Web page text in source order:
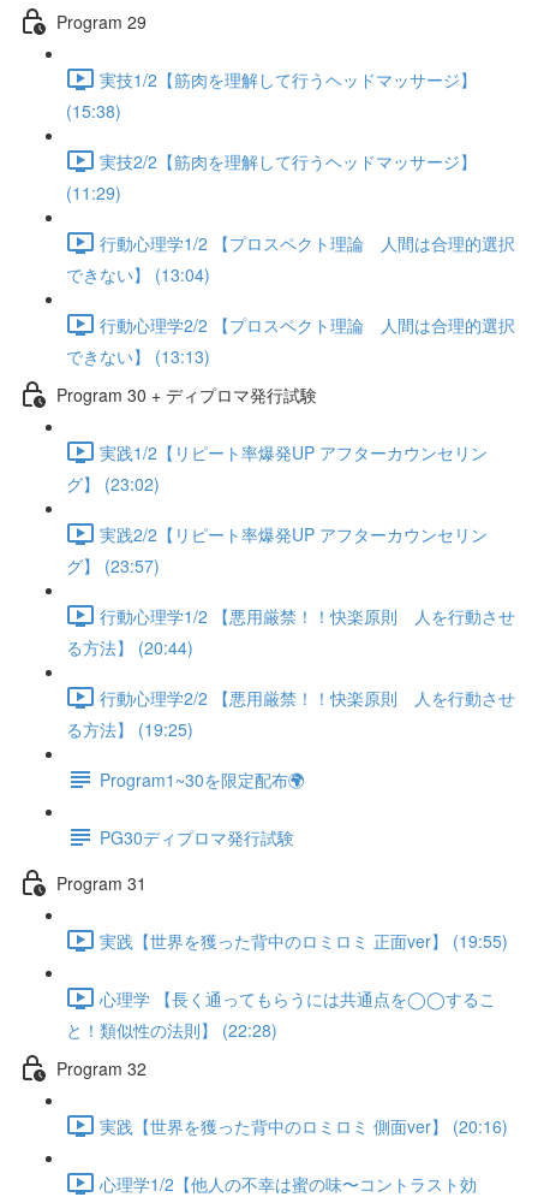
Program 29
実技1/2【筋肉を理解して行うヘッドマッサージ】
(15:38)
実技2/2【筋肉を理解して行うヘッドマッサージ】
(11:29)
行動心理学1/2 【プロスペクト理論 人間は合理的選択
できない】 (13:04)
行動心理学2/2 【プロスペクト理論 人間は合理的選択
できない】 (13:13)
Program 30 + ディプロマ発行試験
実践1/2【リピート率爆発UP アフターカウンセリン
グ】 (23:02)
実践2/2【リピート率爆発UP アフターカウンセリン
グ】 (23:57)
行動心理学1/2 【悪用厳禁！！快楽原則 人を行動させ
る方法】 (20:44)
行動心理学2/2 【悪用厳禁！！快楽原則 人を行動させ
る方法】 (19:25)
Program1~30を限定配布🌍
PG30ディプロマ発行試験
Program 31
実践【世界を獲った背中のロミロミ 正面ver】 (19:55)
心理学 【長く通ってもらうには共通点を◯◯するこ
と！類似性の法則】 (22:28)
Program 32
実践【世界を獲った背中のロミロミ 側面ver】 (20:16)
心理学1/2【他人の不幸は蜜の味〜コントラスト効